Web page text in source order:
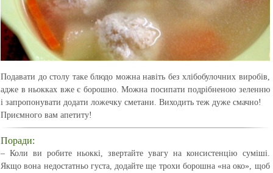
Подавати до столу таке блюдо можна навіть без хлібобулочних виробів,
адже в ньокках вже є борошно. Можна посипати подрібненою зеленню
і запропонувати додати ложечку сметани. Виходить теж дуже смачно!
Приємного вам апетиту!
Поради:
– Коли ви робите ньоккі, звертайте увагу на консистенцію суміші.
Якщо вона недостатньо густа, додайте ще трохи борошна «на око», щоб